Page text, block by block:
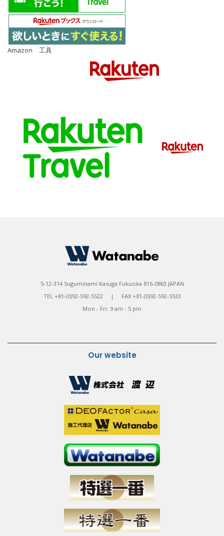
Amazon 工具
5-12-314 Suguminami Kasuga Fukuoka 816-0863 JAPAN
TEL +81-(0)92-592-5522 | FAX +81-(0)92-592-5533
Mon - Fri: 9 am - 5 pm
Our website